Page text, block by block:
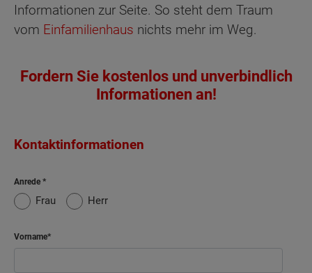
Informationen zur Seite. So steht dem Traum
vom Einfamilienhaus nichts mehr im Weg.
Fordern Sie kostenlos und unverbindlich
Informationen an!
Kontaktinformationen
Anrede
Frau Herr
Vorname